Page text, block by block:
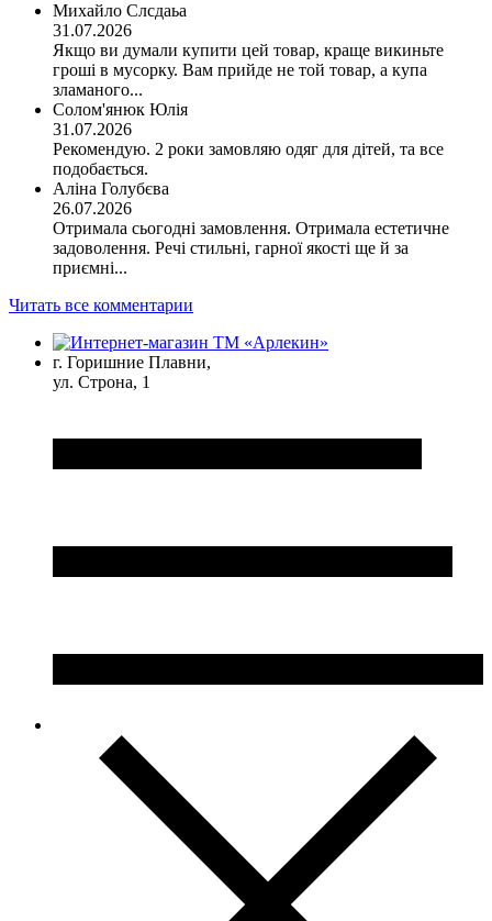
Михайло Слсдаьа
31.07.2026
Якщо ви думали купити цей товар, краще викиньте
гроші в мусорку. Вам прийде не той товар, а купа
зламаного...
Солом'янюк Юлія
31.07.2026
Рекомендую. 2 роки замовляю одяг для дітей, та все
подобається.
Аліна Голубєва
26.07.2026
Отримала сьогодні замовлення. Отримала естетичне
задоволення. Речі стильні, гарної якості ще й за
приємні...
Читать все комментарии
г. Горишние Плавни,
ул. Строна, 1